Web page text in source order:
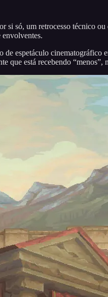
só, um retrocesso técnico
espetáculo cinematográfico
está recebendo “menos”,